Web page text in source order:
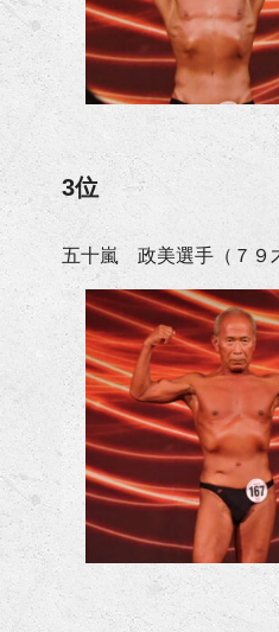
3位
五十嵐 政美選手（７９